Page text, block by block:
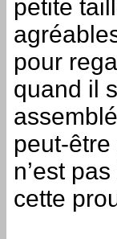
petite
pour
quand il
peut-
n’est
cette